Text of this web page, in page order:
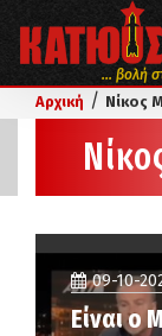
... βολή
Αρχική / Νίκος
09-10-
Είναι ο